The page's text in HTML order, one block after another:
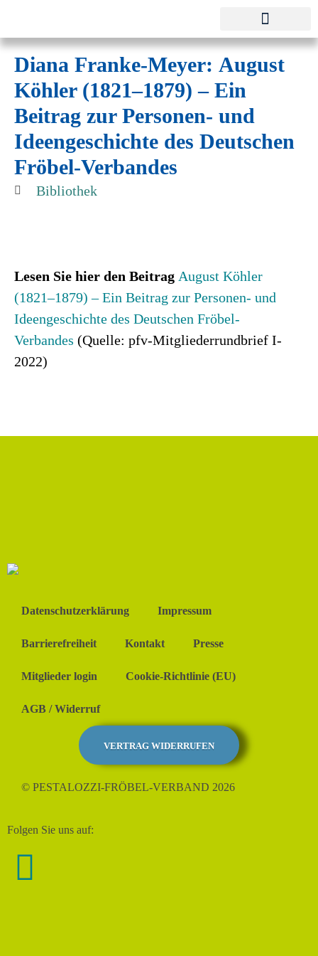
Pestalozzi-Fröbel-Verband e.V.
Diana Franke-Meyer: August
Köhler (1821–1879) – Ein
Beitrag zur Personen- und
Ideengeschichte des Deutschen
Fröbel-Verbandes
Bibliothek
Lesen Sie hier den Beitrag August Köhler
(1821–1879) – Ein Beitrag zur Personen- und
Ideengeschichte des Deutschen Fröbel-
Verbandes (Quelle: pfv-Mitgliederrundbrief I-
2022)
Datenschutzerklärung Impressum
Barrierefreiheit Kontakt Presse
Mitglieder login Cookie-Richtlinie (EU)
AGB / Widerruf
VERTRAG WIDERRUFEN
© PESTALOZZI-FRÖBEL-VERBAND 2026
Folgen Sie uns auf: